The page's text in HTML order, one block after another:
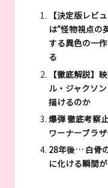
【決定版レビ
は“怪物視点
する異色の一
る
【徹底解説】
ル・ジャクソ
描けるのか
爆弾 徹底考察
ワーナーブラ
28年後… 白骨
に化ける瞬間